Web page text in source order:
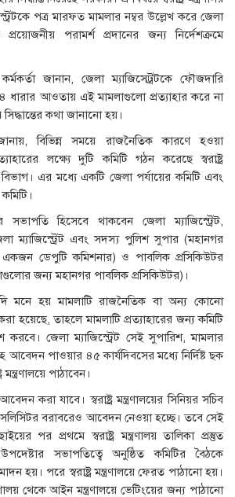
পত্র মারফত মামলার নম্বর উল্লেখ করে জেলা
প্রয়োজনীয় পরামর্শ প্রদানের জন্য নির্দেশক্রমে
কর্মকর্তা জানান, জেলা ম্যাজিসেট্রটকে ফৌজদারি
ধারার আওতায় এই মামলাগুলো প্রত্যাহার করে না
কথা জানানো হয়।
জানায়, বিভিন্ন সময়ে রাজনৈতিক কারণে হওয়া
লক্ষ্যে দুটি কমিটি গঠন করেছে স্বরাষ্ট্র
বিভাগ। এর মধ্যে একটি জেলা পর্যায়ের কমিটি এবং
সভাপতি হিসেবে থাকবেন জেলা ম্যাজিস্ট্রেট,
ম্যাজিস্ট্রেট এবং সদস্য পুলিশ সুপার (মহানগর
ডেপুটি কমিশনার) ও পাবলিক প্রসিকিউটর
জন্য মহানগর পাবলিক প্রসিকিউটর)।
মনে হয় মামলাটি রাজনৈতিক বা অন্য কোনো
হয়েছে, তাহলে মামলাটি প্রত্যাহারের জন্য কমিটি
করবে। জেলা ম্যাজিস্ট্রেট সেই সুপারিশ, মামলার
পাওয়ার ৪৫ কার্যদিবসের মধ্যে নির্দিষ্ট ছক
মন্ত্রণালয়ে পাঠাবেন।
করা যাবে। স্বরাষ্ট্র মন্ত্রণালয়ের সিনিয়র সচিব
বরাবরেও আবেদন নেওয়া হচ্ছে। তবে সেই
পর প্রথমে স্বরাষ্ট্র মন্ত্রণালয় তালিকা প্রস্তুত
সভাপতিত্বে অনুষ্ঠিত কমিটির বৈঠকে
হয়। পরে স্বরাষ্ট্র মন্ত্রণালয়ে ফেরত পাঠানো হয়।
থেকে আইন মন্ত্রণালয়ে ভেটিংয়ের জন্য পাঠানো